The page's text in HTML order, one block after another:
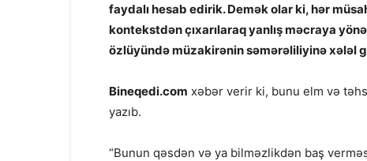
faydalı hesab edirik. Demək olar ki, hər
kontekstdən çıxarılaraq yanlış məcraya
özlüyündə müzakirənin səmərəliliyinə xələl
Bineqedi.com xəbər verir ki, bunu elm və
yazıb.
“Bunun qəsdən və ya bilməzlikdən baş